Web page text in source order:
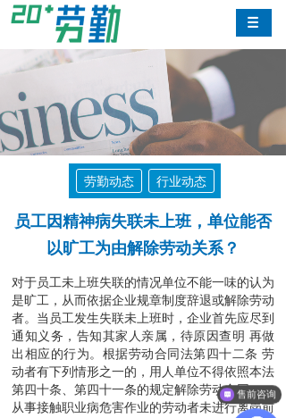
劳勤动态 行业动态
员工因精神病失联未上班，单位能否
以旷工为由解除劳动关系？
对于员工未上班失联的情况单位不能一味的认为
是旷工，从而依据企业规章制度辞退或解除劳动
者。当员工发生失联未上班时，企业首先应尽到
通知义务，告知其家人亲属，待原因查明 再做
出相应的行为。根据劳动合同法第四十二条 劳
动者有下列情形之一的，用人单位不得依照本法
第四十条、第四十一条的规定解除劳动合同：
从事接触职业病危害作业的劳动者未进行离岗前
售前咨询